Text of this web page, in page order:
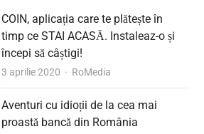
COIN, aplicația care te plătește în
timp ce STAI ACASĂ. Instaleaz-o și
începi să câștigi!
3 aprilie 2020 Author
RoMedia
Aventuri cu idioții de la cea mai
proastă bancă din România